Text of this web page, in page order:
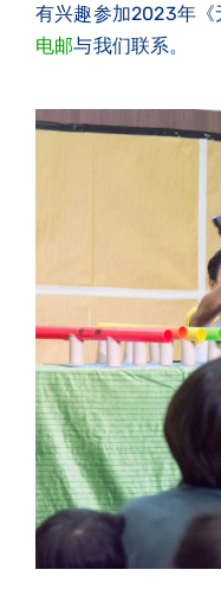
有兴趣参加2023年
电邮与我们联系。